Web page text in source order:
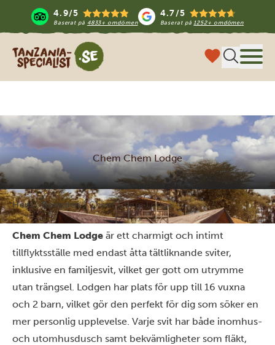
4.9/5
Baserat på 4833+ omdömen
4.7/5
Baserat på1252+ omdömen
Tanzania Specialist
Chem Chem Lodge
Hem Boenden Chem Chem Lodge
Chem Chem Lodge är ett charmigt och intimt
tillflyktsställe med endast åtta tältliknande sviter,
inklusive en familjesvit, vilket ger gott om utrymme
utan trängsel. Lodgen har plats för upp till 16 vuxna
och 2 barn, vilket gör den perfekt för dig som söker en
mer personlig upplevelse. Varje svit har både inomhus-
och utomhusdusch samt bekvämligheter som fläkt,